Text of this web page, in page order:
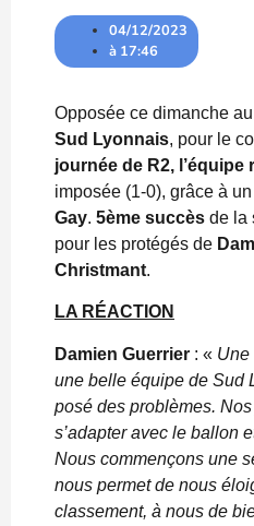
04/12/2023
à 17:46
Opposée ce dimanche
Sud Lyonnais, pour le
journée de R2, l’équipe
imposée (1-0), grâce à
Gay. 5ème succès de la
pour les protégés de
Christmant.
LA RÉACTION
Damien Guerrier : « Une
une belle équipe de Sud
posé des problèmes.
s’adapter avec le ballon
Nous commençons une
nous permet de nous
classement, à nous de